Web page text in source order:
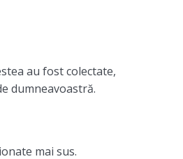
au fost colectate,
dumneavoastră.
mai sus.